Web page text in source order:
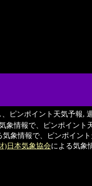
、ピンポイント天気予報,
象情報で、ピンポイント
気象情報で、ピンポイン
)日本気象協会による気象